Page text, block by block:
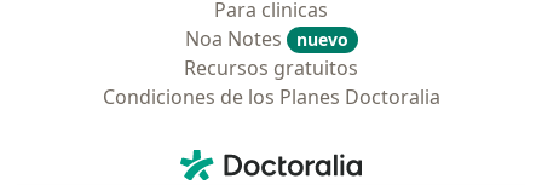
Para clinicas
Noa Notes
nuevo
Recursos gratuitos
Condiciones de los Planes Doctoralia
Doctoralia - Página de inicio